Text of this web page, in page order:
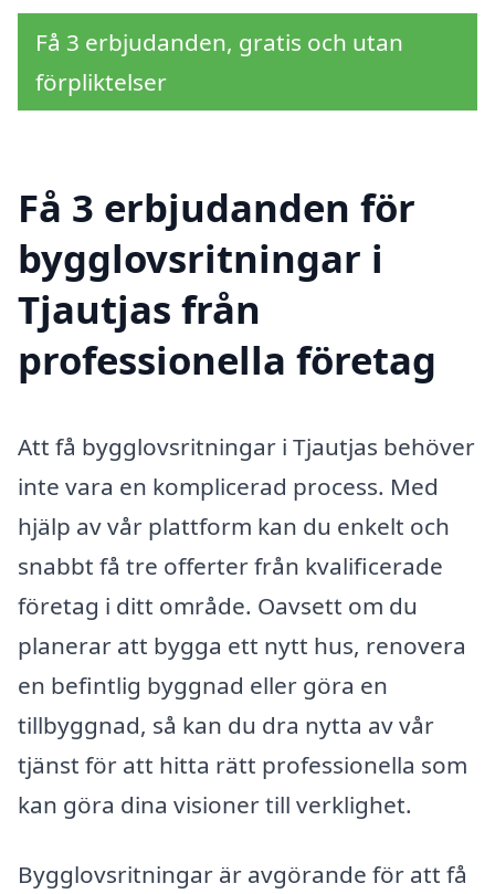
Få 3 erbjudanden, gratis och utan
förpliktelser
Få 3 erbjudanden för
bygglovsritningar i
Tjautjas från
professionella företag
Att få bygglovsritningar i Tjautjas behöver
inte vara en komplicerad process. Med
hjälp av vår plattform kan du enkelt och
snabbt få tre offerter från kvalificerade
företag i ditt område. Oavsett om du
planerar att bygga ett nytt hus, renovera
en befintlig byggnad eller göra en
tillbyggnad, så kan du dra nytta av vår
tjänst för att hitta rätt professionella som
kan göra dina visioner till verklighet.
Bygglovsritningar är avgörande för att få